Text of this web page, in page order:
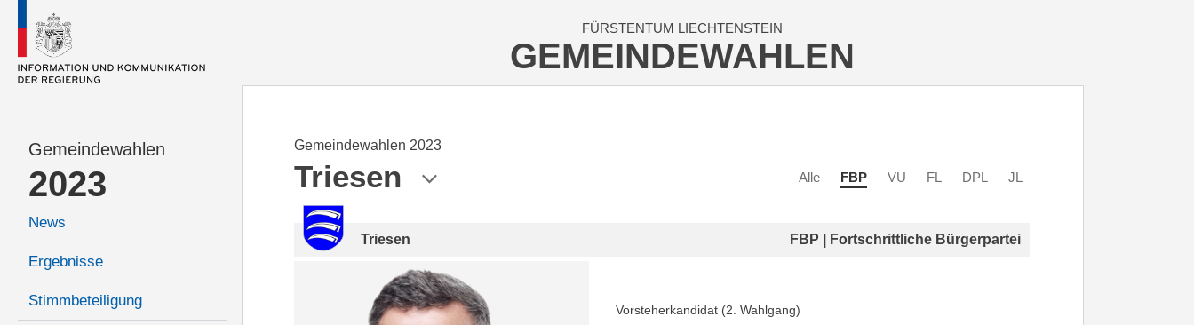
FÜRSTENTUM LIECHTENSTEIN
GEMEINDEWAHLEN
Gemeindewahlen
2023
News
Ergebnisse
Stimmbeteiligung
Gemeindewahlen 2023
Triesen Alle FBP VU FL DPL JL
Triesen FBP | Fortschrittliche Bürgerpartei
Vorsteherkandidat (2. Wahlgang)